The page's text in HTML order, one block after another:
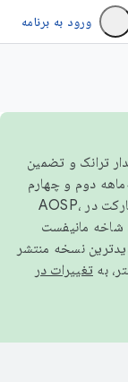
ورود به برنامه
ترانک و تضمین
دوم و چهارم
شاخه مانیفست
نسخه منتشر
تغییرات در